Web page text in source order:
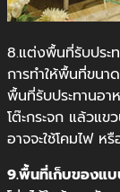
8.แต่งพื้นที่รับประ
การทำให้พื้นที่ขน
พื้นที่รับประทานอา
โต๊ะกระจก แล้วแ
อาจจะใช้โคมไฟ ห
9.พื้นที่เก็บของแบ